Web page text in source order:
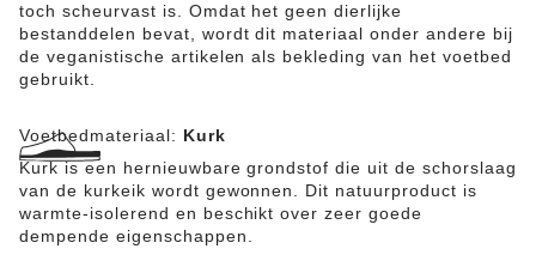
toch scheurvast is. Omdat het geen dierlijke
bestanddelen bevat, wordt dit materiaal onder andere bij
de veganistische artikelen als bekleding van het voetbed
gebruikt.
Voetbedmateriaal: Kurk
Kurk is een hernieuwbare grondstof die uit de schorslaag
van de kurkeik wordt gewonnen. Dit natuurproduct is
warmte-isolerend en beschikt over zeer goede
dempende eigenschappen.